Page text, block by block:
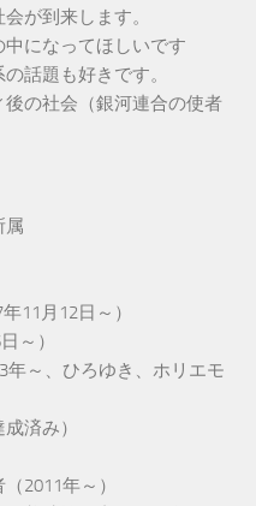
が到来します。
になってほしいです
話題も好きです。
の社会（銀河連合の使者
属
11月12日～）
～）
～、ひろゆき、ホリエモ
済み）
2011年～）